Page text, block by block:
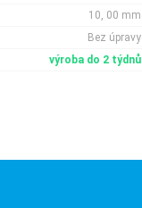
10, 00 mm
Bez úpravy
výroba do 2 týdnů